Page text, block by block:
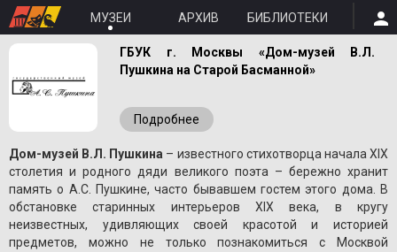
МУЗЕИ АРХИВ БИБЛИОТЕКИ
ГБУК г. Москвы «Дом-музей В.Л.
Пушкина на Старой Басманной»
Подробнее
Дом-музей В.Л. Пушкина – известного стихотворца начала XIX
столетия и родного дяди великого поэта – бережно хранит
память о A.С. Пушкине, часто бывавшем гостем этого дома. В
обстановке старинных интерьеров XIX века, в кругу
неизвестных, удивляющих своей красотой и историей
предметов, можно не только познакомиться с Москвой